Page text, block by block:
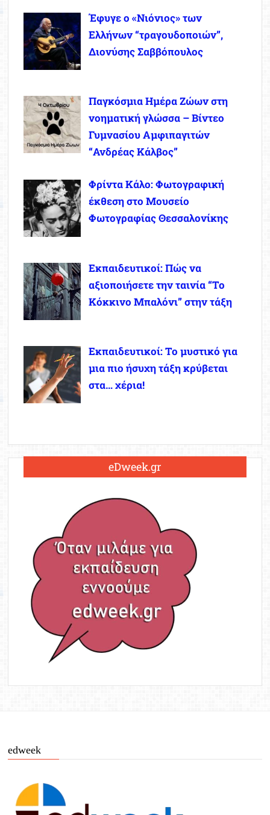
Έφυγε ο «Νιόνιος» των
Ελλήνων “τραγουδοποιών”,
Διονύσης Σαββόπουλος
Παγκόσμια Ημέρα Ζώων στη
νοηματική γλώσσα – Βίντεο
Γυμνασίου Αμφιπαγιτών
“Ανδρέας Κάλβος”
Φρίντα Κάλο: Φωτογραφική
έκθεση στο Μουσείο
Φωτογραφίας Θεσσαλονίκης
Εκπαιδευτικοί: Πώς να
αξιοποιήσετε την ταινία “Το
Κόκκινο Μπαλόνι” στην τάξη
Εκπαιδευτικοί: Το μυστικό για
μια πιο ήσυχη τάξη κρύβεται
στα… χέρια!
eDweek.gr
edweek